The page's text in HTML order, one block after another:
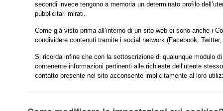
secondi invece tengono a memoria un determinato profilo
pubblicitari mirati.
Come già visto prima all’interno di un sito web ci sono anche i
condividere contenuti tramite i social network (Facebook,
Si ricorda infine che con la sottoscrizione di qualunque modulo
contenente informazioni pertinenti alle richieste dell’utente
contatto presente nel sito acconsente implicitamente al loro